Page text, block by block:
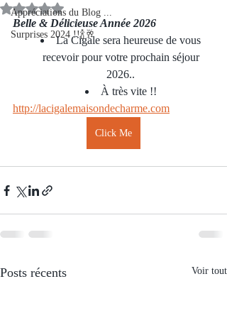
Appréciations du Blog ...
Surprises 2024 !!🍾🥂
Noté NaN étoiles sur 5.
Belle & Délicieuse Année 2026
La Cigale sera heureuse de vous
recevoir pour votre prochain séjour
2026..
À très vite !!
http://lacigalemaisondecharme.com
Click Me
Posts récents Voir tout